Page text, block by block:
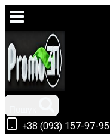
Перейти
до
вмісту
+38 (093) 157-97-95